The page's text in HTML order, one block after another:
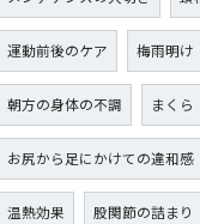
運動前後のケア 梅雨明け
朝方の身体の不調 まくら
お尻から足にかけての違和感
温熱効果 股関節の詰まり